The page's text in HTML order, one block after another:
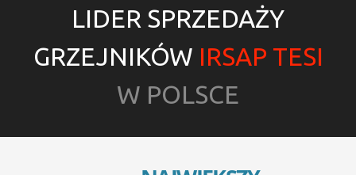
LIDER SPRZEDAŻY
GRZEJNIKÓW IRSAP TESI
W POLSCE